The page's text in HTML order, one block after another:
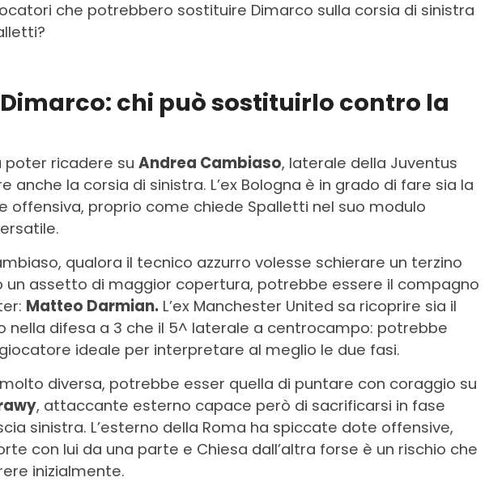
che potrebbero sostituire Dimarco sulla corsia di sinistra
chi può sostituirlo contro la
poter ricadere su Andrea Cambiaso, laterale della Juventus
anche la corsia di sinistra. L’ex Bologna è in grado di fare sia la
offensiva, proprio come chiede Spalletti nel suo modulo
qualora il tecnico azzurro volesse schierare un terzino
un assetto di maggior copertura, potrebbe essere il compagno
Matteo Darmian. L’ex Manchester United sa ricoprire sia il
nella difesa a 3 che il 5^ laterale a centrocampo: potrebbe
ideale per interpretare al meglio le due fasi.
molto diversa, potrebbe esser quella di puntare con coraggio su
, attaccante esterno capace però di sacrificarsi in fase
sinistra. L’esterno della Roma ha spiccate dote offensive,
con lui da una parte e Chiesa dall’altra forse è un rischio che
inizialmente.